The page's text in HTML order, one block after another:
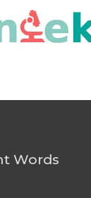
Words